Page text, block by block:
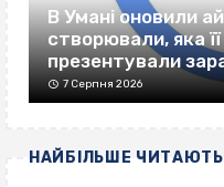
В Умані оновили
створювали, яка
презентували
7 Серпня 2026
НАЙБІЛЬШЕ ЧИТАЮТЬ